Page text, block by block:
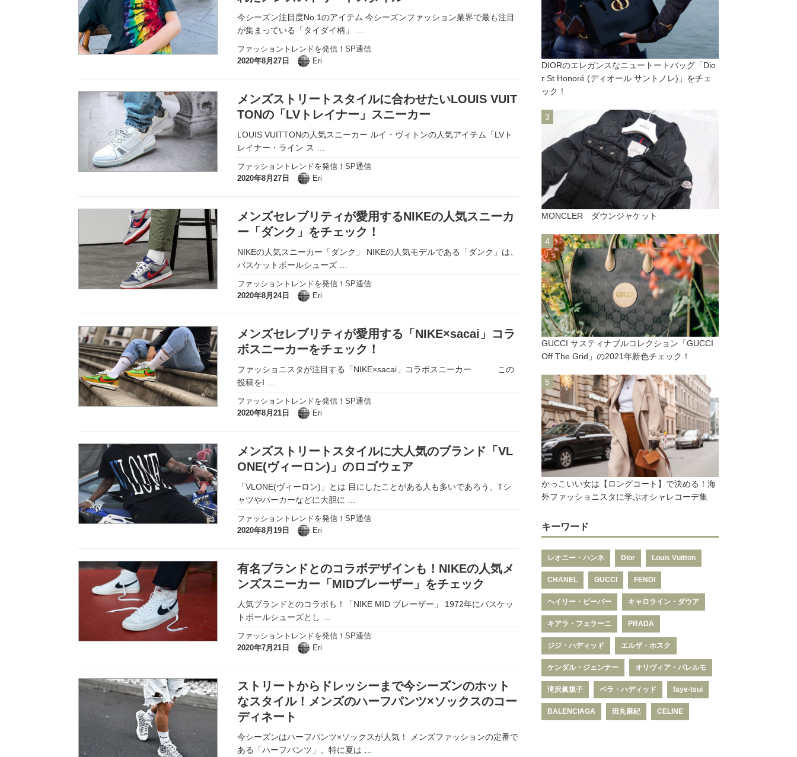
今シーズン注目度No.1のアイテム 今シーズンファッション業界で最も注目
が集まっている「タイダイ柄」
ファッショントレンドを発信！SP通信
2020年8月27日
Eri
メンズストリートスタイルに合わせたいLOUIS VUIT
TONの「LVトレイナー」スニーカー
LOUIS VUITTONの人気スニーカー ルイ・ヴィトンの人気アイテム「LVト
レイナー・ライン ス
ファッショントレンドを発信！SP通信
2020年8月27日
Eri
メンズセレブリティが愛用するNIKEの人気スニーカ
ー「ダンク」をチェック！
NIKEの人気スニーカー「ダンク」 NIKEの人気モデルである「ダンク」は、
バスケットボールシューズ
ファッショントレンドを発信！SP通信
2020年8月24日
Eri
メンズセレブリティが愛用する「NIKE×sacai」コラ
ボスニーカーをチェック！
ファッショニスタが注目する「NIKE×sacai」コラボスニーカー この
投稿をI
ファッショントレンドを発信！SP通信
2020年8月21日
Eri
メンズストリートスタイルに大人気のブランド「VL
ONE(ヴィーロン)」のロゴウェア
「VLONE(ヴィーロン)」とは 目にしたことがある人も多いであろう、Tシ
ャツやパーカーなどに大胆に
ファッショントレンドを発信！SP通信
2020年8月19日
Eri
有名ブランドとのコラボデザインも！NIKEの人気メ
ンズスニーカー「MIDブレーザー」をチェック
人気ブランドとのコラボも！「NIKE MID ブレーザー」 1972年にバスケッ
トボールシューズとし
ファッショントレンドを発信！SP通信
2020年7月21日
Eri
ストリートからドレッシーまで今シーズンのホット
なスタイル！メンズのハーフパンツ×ソックスのコー
ディネート
今シーズンはハーフパンツ×ソックスが人気！ メンズファッションの定番で
ある「ハーフパンツ」。特に夏は
DIORのエレガンスなニュートートバッグ「Dio
r St Honoré (ディオール サントノレ)」をチェ
ック！
MONCLER ダウンジャケット
GUCCI サスティナブルコレクション「GUCCI
Off The Grid」の2021年新色チェック！
かっこいい女は【ロングコート】で決める！海
外ファッショニスタに学ぶオシャレコーデ集
キーワード
レオニー・ハンネ Dior Louis Vuitton
CHANEL GUCCI FENDI
ヘイリー・ビーバー キャロライン・ダウア
キアラ・フェラーニ PRADA
ジジ・ハディッド エルザ・ホスク
ケンダル・ジェンナー オリヴィア・パレルモ
滝沢眞規子 ベラ・ハディッド faye-tsui
BALENCIAGA 田丸麻紀 CELINE